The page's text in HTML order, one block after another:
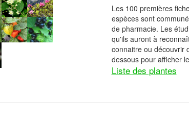
Les 100 premières
espèces sont
de pharmacie. Les
qu'ils auront à
connaitre ou découvrir
dessous pour afficher
Liste des plantes